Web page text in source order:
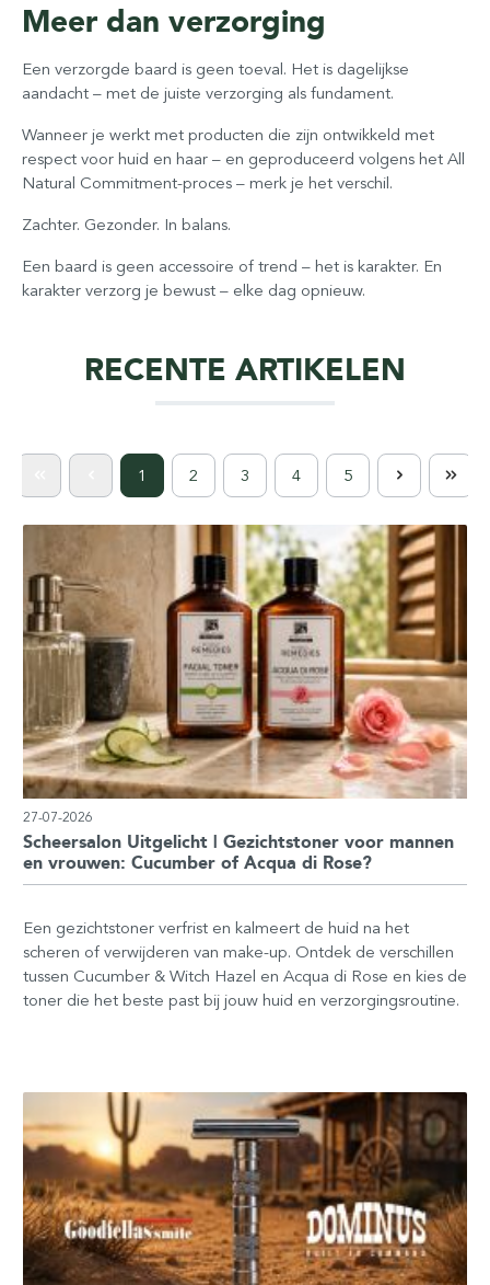
Meer dan verzorging
Een verzorgde baard is geen toeval. Het is dagelijkse
aandacht – met de juiste verzorging als fundament.
Wanneer je werkt met producten die zijn ontwikkeld met
respect voor huid en haar – en geproduceerd volgens het All
Natural Commitment-proces – merk je het verschil.
Zachter. Gezonder. In balans.
Een baard is geen accessoire of trend – het is karakter. En
karakter verzorg je bewust – elke dag opnieuw.
RECENTE ARTIKELEN
1 2 3 4 5
27-07-2026
Scheersalon Uitgelicht | Gezichtstoner voor mannen
en vrouwen: Cucumber of Acqua di Rose?
Een gezichtstoner verfrist en kalmeert de huid na het
scheren of verwijderen van make-up. Ontdek de verschillen
tussen Cucumber & Witch Hazel en Acqua di Rose en kies de
toner die het beste past bij jouw huid en verzorgingsroutine.